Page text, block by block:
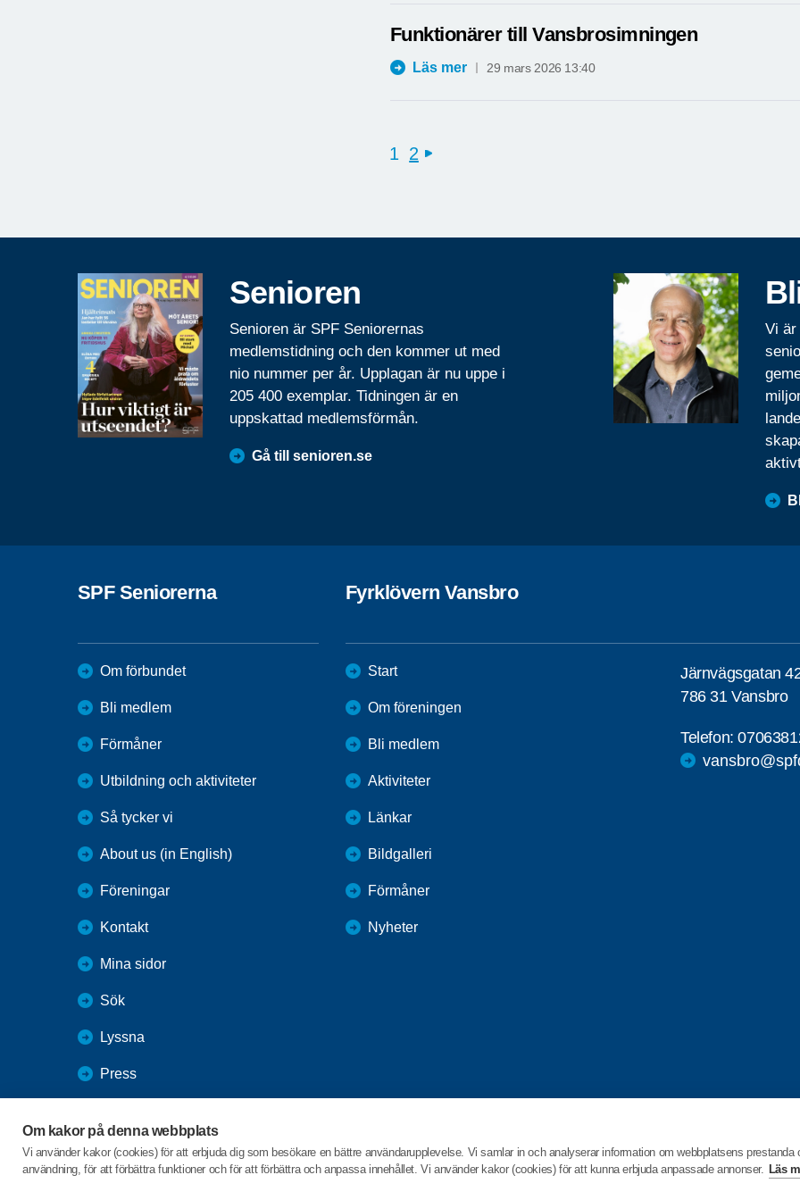
Om kakor på denna webbplats
Vi använder kakor (cookies) för att erbjuda dig som besökare en bättre användarupplevelse. Vi samlar in och analyserar information om webbplatsens prestanda
användning, för att förbättra funktioner och för att förbättra och anpassa innehållet. Vi använder kakor (cookies) för att kunna erbjuda anpassade annonser. Läs
Funktionärer till Vansbrosimningen
Läs mer 29 mars 2026 13:40
1 2 next
Senioren
Senioren är SPF Seniorernas
medlemstidning och den kommer ut med
nio nummer per år. Upplagan är nu uppe i
205 400 exemplar. Tidningen är en
uppskattad medlemsförmån.
Gå till senioren.se
Vi är
SPF Seniorerna
Om förbundet
Bli medlem
Förmåner
Utbildning och aktiviteter
Så tycker vi
About us (in English)
Föreningar
Kontakt
Mina sidor
Sök
Lyssna
Press
SPF Seniorernas intranät
Fyrklövern Vansbro
Start
Om föreningen
Bli medlem
Aktiviteter
Länkar
Bildgalleri
Förmåner
Nyheter
Järnvägsgatan
786 31 Vansbro
Telefon: